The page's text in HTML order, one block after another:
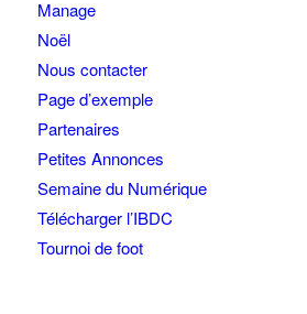
Manage
Noël
Nous contacter
Page d’exemple
Partenaires
Petites Annonces
Semaine du Numérique
Télécharger l’IBDC
Tournoi de foot